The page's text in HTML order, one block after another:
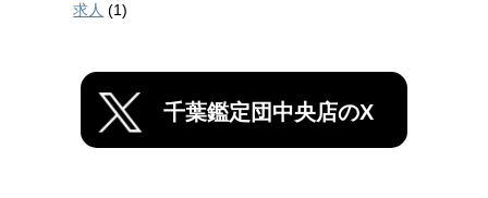
求人 (1)
千葉鑑定団中央店のX